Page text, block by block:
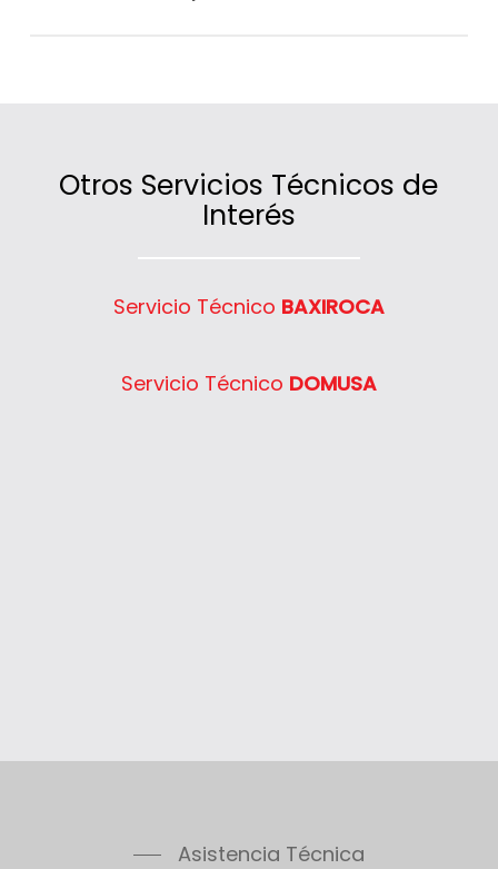
Otros Servicios Técnicos de
Interés
Servicio Técnico BAXIROCA
Servicio Técnico DOMUSA
Asistencia Técnica